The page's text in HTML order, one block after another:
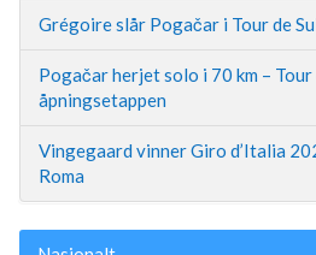
Grégoire slår Pogačar i Tour de
Pogačar herjet solo i 70 km –
åpningsetappen
Vingegaard vinner Giro d’Italia
Roma